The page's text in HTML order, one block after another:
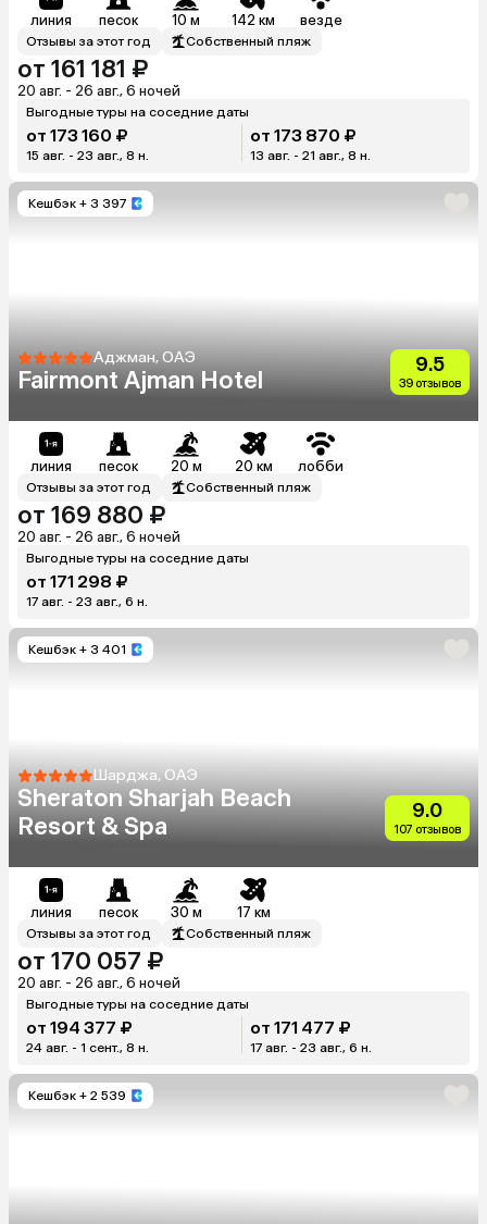
линия песок 10 м 142 км везде
Отзывы за этот год Собственный пляж
от 161 181 ₽
20 авг. - 26 авг., 6 ночей
Выгодные туры на соседние даты
от 173 160 ₽
15 авг. - 23 авг., 8 н.
от 173 870 ₽
13 авг. - 21 авг., 8 н.
Кешбэк + 3 397
Аджман, ОАЭ
Fairmont Ajman Hotel
9.5
39 отзывов
линия песок 20 м 20 км лобби
Отзывы за этот год Собственный пляж
от 169 880 ₽
20 авг. - 26 авг., 6 ночей
Выгодные туры на соседние даты
от 171 298 ₽
17 авг. - 23 авг., 6 н.
Кешбэк + 3 401
Шарджа, ОАЭ
Sheraton Sharjah Beach
Resort & Spa
9.0
107 отзывов
линия песок 30 м 17 км
Отзывы за этот год Собственный пляж
от 170 057 ₽
20 авг. - 26 авг., 6 ночей
Выгодные туры на соседние даты
от 194 377 ₽
24 авг. - 1 сент., 8 н.
от 171 477 ₽
17 авг. - 23 авг., 6 н.
Кешбэк + 2 539